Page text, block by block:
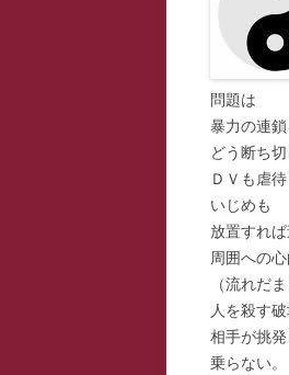
問題は
暴力の連
どう断ち切
ＤＶも虐待
いじめも
放置すれば
周囲への
（流れだ
人を殺す
相手が挑
乗らない。